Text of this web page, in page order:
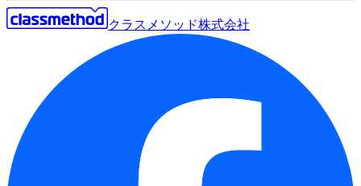
クラスメソッド株式会社